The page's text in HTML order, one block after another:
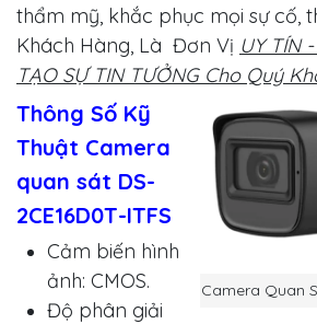
thẩm mỹ, khắc phục mọi sự cố,
Khách Hàng, Là Đơn Vị UY TÍN
TẠO SỰ TIN TƯỞNG Cho Quý
Camera Quan
Thông Số Kỹ
Thuật Camera
quan sát DS-
2CE16D0T-ITFS
Cảm biến hình
ảnh: CMOS.
Độ phân giải